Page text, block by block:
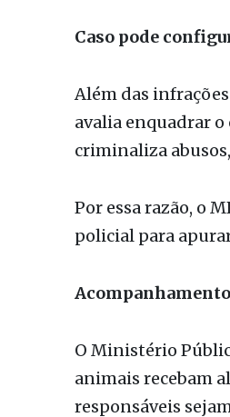
Além das
criminaliza
Por essa razão, o
O Ministério
responsáveis